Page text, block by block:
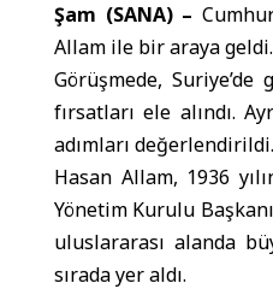
Şam (SANA) –
Allam ile bir araya geldi.
Görüşmede,
fırsatları ele alındı.
adımları değerlendirildi.
Hasan Allam, 1936
Yönetim Kurulu
uluslararası alanda
sırada yer aldı.